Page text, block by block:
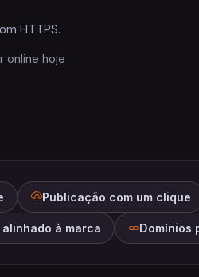
HTTPS.
online hoje
Publicação com um clique
alinhado à marca Domínios